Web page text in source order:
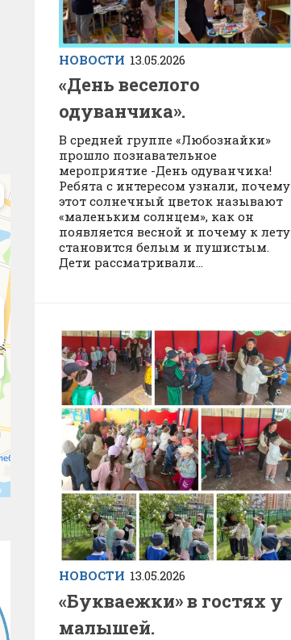
НОВОСТИ 13.05.2026
«День веселого
одуванчика».
В средней группе «Любознайки»
прошло познавательное
мероприятие -День одуванчика!
Ребята с интересом узнали, почему
этот солнечный цветок называют
«маленьким солнцем», как он
появляется весной и почему к лету
становится белым и пушистым.
Дети рассматривали...
НОВОСТИ 13.05.2026
«Букваежки» в гостях у
малышей.